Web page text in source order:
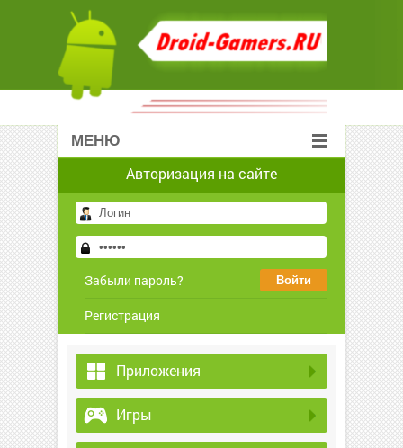
МЕНЮ
Авторизация на сайте
Забыли пароль?
Регистрация
Приложения
Игры